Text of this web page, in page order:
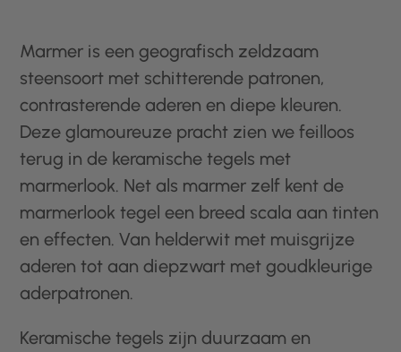
Marmer is een geografisch zeldzaam
steensoort met schitterende patronen,
contrasterende aderen en diepe kleuren.
Deze glamoureuze pracht zien we feilloos
terug in de keramische tegels met
marmerlook. Net als marmer zelf kent de
marmerlook tegel een breed scala aan tinten
en effecten. Van helderwit met muisgrijze
aderen tot aan diepzwart met goudkleurige
aderpatronen.
Keramische tegels zijn duurzaam en